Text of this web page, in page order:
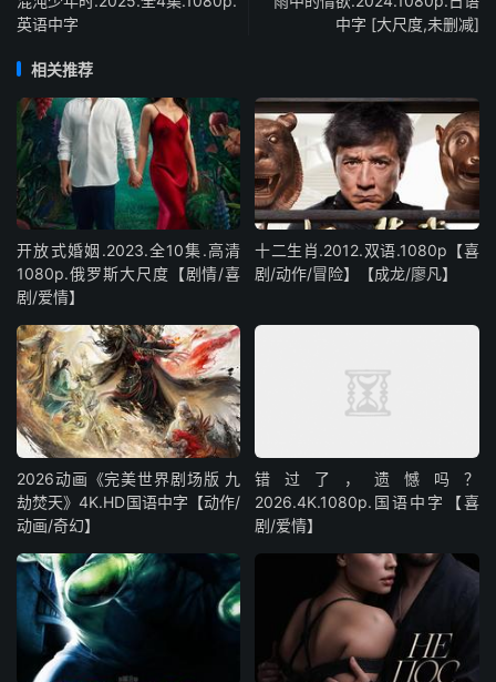
英语中字
中字 [大尺度,未删减]
相关推荐
开放式婚姻.2023.全10集.高清
1080p.俄罗斯大尺度【剧情/喜
剧/爱情】
十二生肖.2012.双语.1080p【喜
剧/动作/冒险】【成龙/廖凡】
2026动画《完美世界剧场版 九
劫焚天》4K.HD国语中字【动作/
动画/奇幻】
错过了，遗憾吗？
2026.4K.1080p.国语中字【喜
剧/爱情】